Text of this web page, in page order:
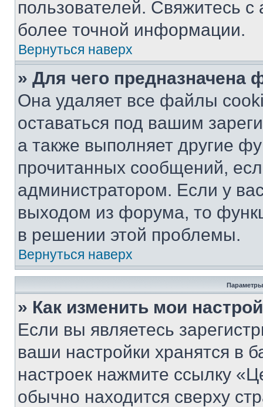
пользователей. Свяжитесь
более точной информации.
Вернуться наверх
» Для чего предназначена
Она удаляет все файлы
оставаться под вашим
а также выполняет другие
прочитанных сообщений,
администратором. Если у
выходом из форума, то
в решении этой проблемы.
Вернуться наверх
Параметры
» Как изменить мои
Если вы являетесь
ваши настройки хранятся в
настроек нажмите ссылку
обычно находится сверху